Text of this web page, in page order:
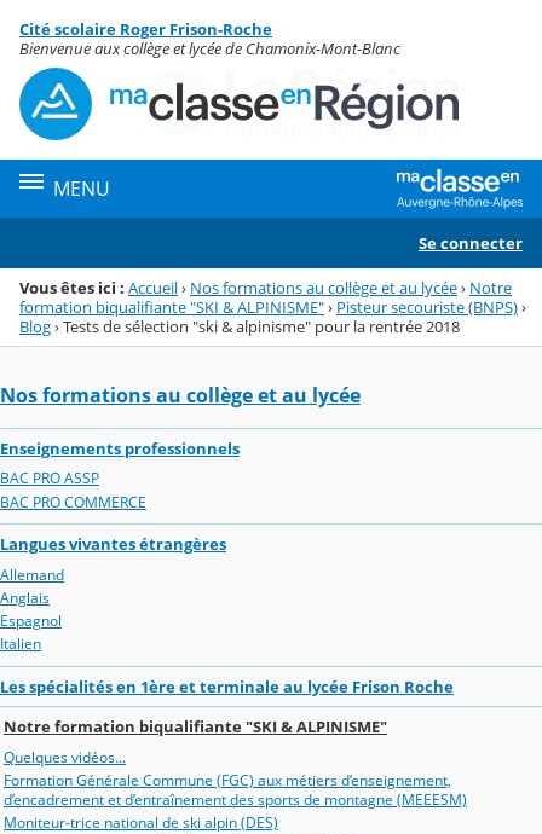
Menu de la rubrique
Contenu
Cité scolaire Roger Frison-Roche
Bienvenue aux collège et lycée de Chamonix-Mont-Blanc
MENU
Se connecter
Vous êtes ici : Accueil› Nos formations au collège et au lycée› Notre
formation biqualifiante "SKI & ALPINISME"› Pisteur secouriste (BNPS)›
Blog›Tests de sélection "ski & alpinisme" pour la rentrée 2018
Nos formations au collège et au lycée
Enseignements professionnels
BAC PRO ASSP
BAC PRO COMMERCE
Langues vivantes étrangères
Allemand
Anglais
Espagnol
Italien
Les spécialités en 1ère et terminale au lycée Frison Roche
Notre formation biqualifiante "SKI & ALPINISME"
Quelques vidéos...
Formation Générale Commune (FGC) aux métiers d’enseignement,
d’encadrement et d’entraînement des sports de montagne (MEEESM)
Moniteur-trice national de ski alpin (DES)